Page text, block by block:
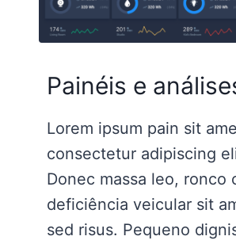
Painéis e
Lorem ipsum pain sit
consectetur adipiscing
Donec massa leo, ronco
deficiência veicular sit
sed risus. Pequeno